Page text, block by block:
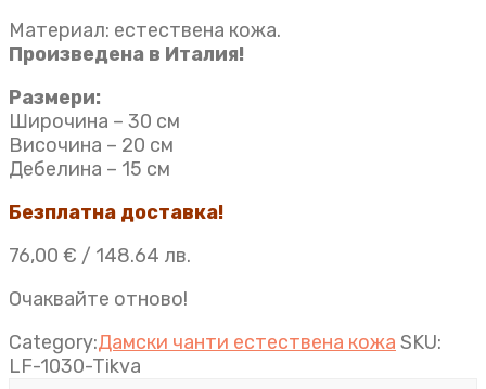
Материал: естествена кожа.
Произведена в Италия!
Размери:
Широчина – 30 см
Височина – 20 см
Дебелина – 15 см
Безплатна доставка!
76,00 € / 148.64 лв.
Очаквайте отново!
Category:Дамски чанти естествена кожа SKU:
LF-1030-Tikva